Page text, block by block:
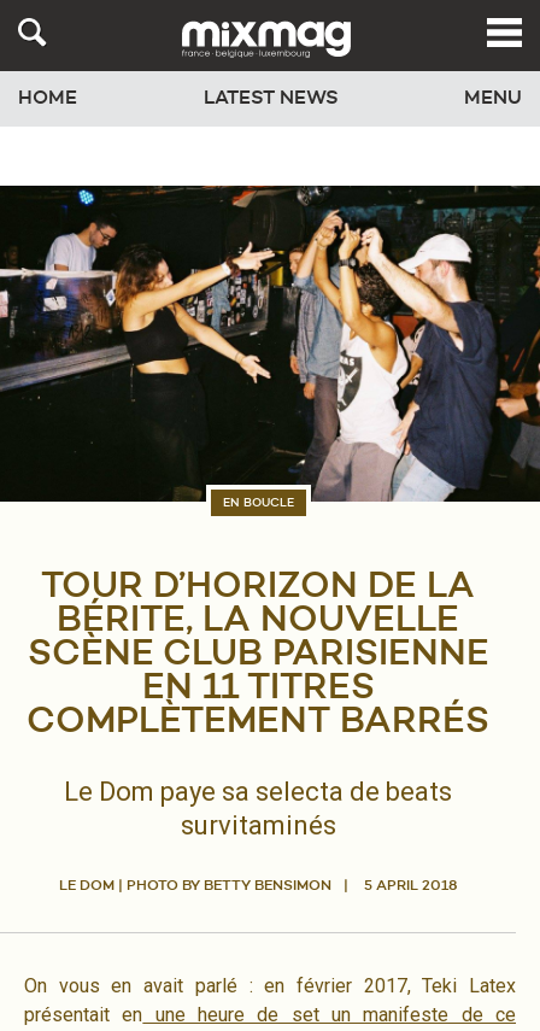
HOME LATEST NEWS MENU
EN BOUCLE
TOUR D’HORIZON DE LA
BÉRITE, LA NOUVELLE
SCÈNE CLUB PARISIENNE
EN 11 TITRES
COMPLÈTEMENT BARRÉS
Le Dom paye sa selecta de beats
survitaminés
LE DOM | PHOTO BY BETTY BENSIMON 5 APRIL 2018
On vous en avait parlé : en février 2017, Teki Latex
présentait en une heure de set un manifeste de ce